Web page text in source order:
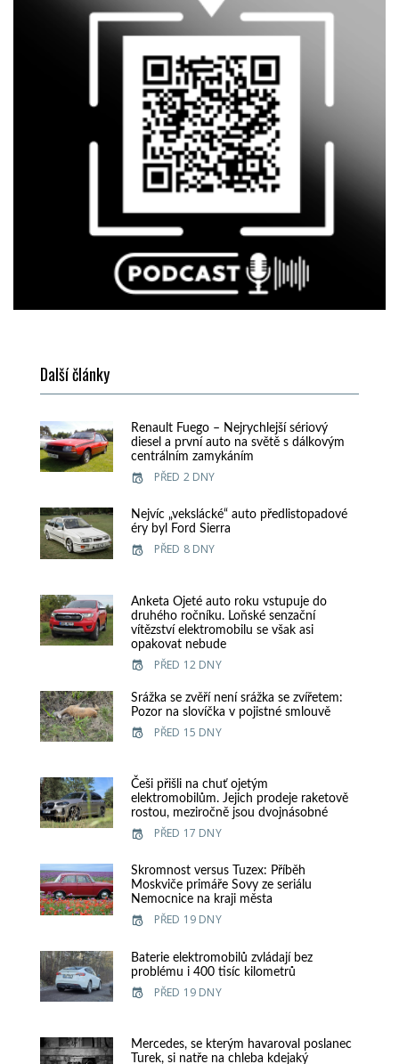
Další články
Renault Fuego – Nejrychlejší sériový
diesel a první auto na světě s dálkovým
centrálním zamykáním
PŘED 2 DNY
Nejvíc „vekslácké“ auto předlistopadové
éry byl Ford Sierra
PŘED 8 DNY
Anketa Ojeté auto roku vstupuje do
druhého ročníku. Loňské senzační
vítězství elektromobilu se však asi
opakovat nebude
PŘED 12 DNY
Srážka se zvěří není srážka se zvířetem:
Pozor na slovíčka v pojistné smlouvě
PŘED 15 DNY
Češi přišli na chuť ojetým
elektromobilům. Jejich prodeje raketově
rostou, meziročně jsou dvojnásobné
PŘED 17 DNY
Skromnost versus Tuzex: Příběh
Moskviče primáře Sovy ze seriálu
Nemocnice na kraji města
PŘED 19 DNY
Baterie elektromobilů zvládají bez
problému i 400 tisíc kilometrů
PŘED 19 DNY
Mercedes, se kterým havaroval poslanec
Turek, si natře na chleba kdejaký